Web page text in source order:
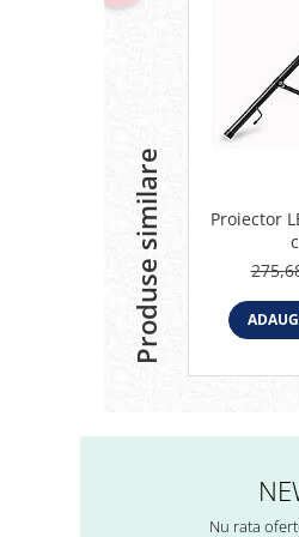
Produse similare
Proiector
Nu rata